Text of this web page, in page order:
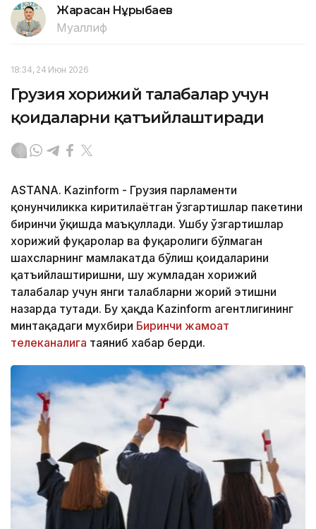
Жарасқан Нұрыбаев
Муаллиф
18:34, 24 Июн 2026
Грузия хорижий талабалар учун
қоидаларни қатъийлаштиради
ASTANA. Kazinform - Грузия парламенти
қонунчиликка киритилаётган ўзгартишлар пакетини
биринчи ўқишда маъқуллади. Ушбу ўзгартишлар
хорижий фуқаролар ва фуқаролиги бўлмаган
шахсларнинг мамлакатда бўлиш қоидаларини
қатъийлаштиришни, шу жумладан хорижий
талабалар учун янги талабларни жорий этишни
назарда тутади. Бу ҳақда Kazinform агентлигининг
минтақадаги мухбири Биринчи жамоат
телеканалига таяниб хабар берди.